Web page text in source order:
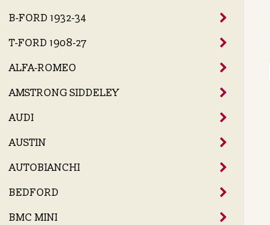
B-FORD 1932-34
T-FORD 1908-27
ALFA-ROMEO
AMSTRONG SIDDELEY
AUDI
AUSTIN
AUTOBIANCHI
BEDFORD
BMC MINI